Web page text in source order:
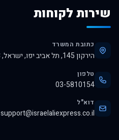
שירות לקוחות
כתובת המשרד
הירקון 145, תל אביב יפו, ישראל, 6345313
טלפון
03-5810154
דוא"ל
support@israelaliexpress.co.il